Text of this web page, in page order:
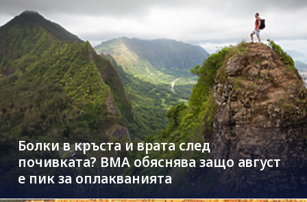
Болки в кръста и врата след
почивката? ВМА обяснява защо август
е пик за оплакванията